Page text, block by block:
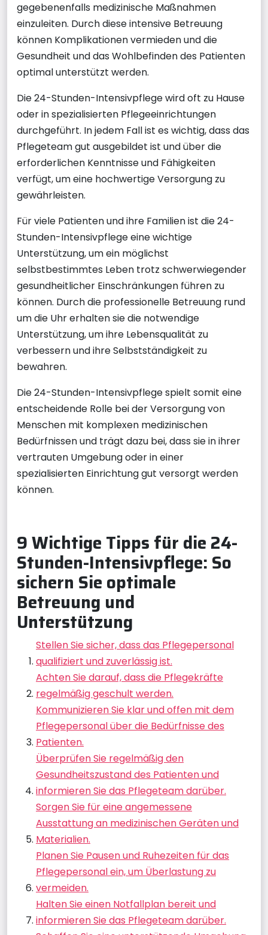
gegebenenfalls medizinische Maßnahmen
einzuleiten. Durch diese intensive Betreuung
können Komplikationen vermieden und die
Gesundheit und das Wohlbefinden des Patienten
optimal unterstützt werden.
Die 24-Stunden-Intensivpflege wird oft zu Hause
oder in spezialisierten Pflegeeinrichtungen
durchgeführt. In jedem Fall ist es wichtig, dass das
Pflegeteam gut ausgebildet ist und über die
erforderlichen Kenntnisse und Fähigkeiten
verfügt, um eine hochwertige Versorgung zu
gewährleisten.
Für viele Patienten und ihre Familien ist die 24-
Stunden-Intensivpflege eine wichtige
Unterstützung, um ein möglichst
selbstbestimmtes Leben trotz schwerwiegender
gesundheitlicher Einschränkungen führen zu
können. Durch die professionelle Betreuung rund
um die Uhr erhalten sie die notwendige
Unterstützung, um ihre Lebensqualität zu
verbessern und ihre Selbstständigkeit zu
bewahren.
Die 24-Stunden-Intensivpflege spielt somit eine
entscheidende Rolle bei der Versorgung von
Menschen mit komplexen medizinischen
Bedürfnissen und trägt dazu bei, dass sie in ihrer
vertrauten Umgebung oder in einer
spezialisierten Einrichtung gut versorgt werden
können.
9 Wichtige Tipps für die 24-
Stunden-Intensivpflege: So
sichern Sie optimale
Betreuung und
Unterstützung
Stellen Sie sicher, dass das Pflegepersonal
qualifiziert und zuverlässig ist.
Achten Sie darauf, dass die Pflegekräfte
regelmäßig geschult werden.
Kommunizieren Sie klar und offen mit dem
Pflegepersonal über die Bedürfnisse des
Patienten.
Überprüfen Sie regelmäßig den
Gesundheitszustand des Patienten und
informieren Sie das Pflegeteam darüber.
Sorgen Sie für eine angemessene
Ausstattung an medizinischen Geräten und
Materialien.
Planen Sie Pausen und Ruhezeiten für das
Pflegepersonal ein, um Überlastung zu
vermeiden.
Halten Sie einen Notfallplan bereit und
informieren Sie das Pflegeteam darüber.